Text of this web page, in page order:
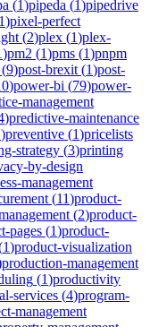
(1)pipeda (1)pipedrive
1)pixel-perfect
(2)plex (1)plex-
)pm2 (1)pms (1)pnpm
(9)post-brexit (1)post-
)power-bi (79)power-
management
)predictive-maintenance
)preventive (1)pricelists
strategy (3)printing
by-design
management
(11)product-
(2)product-
pages (1)product-
1)product-visualization
production-management
(1)productivity
services (4)program-
management